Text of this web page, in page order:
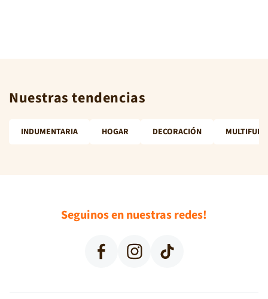
Nuestras tendencias
INDUMENTARIA HOGAR DECORACIÓN
Seguinos en nuestras redes!
Facebook Instagram TikTok